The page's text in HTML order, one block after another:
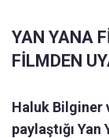
YAN YANA
FİLMDEN
Haluk Bilginer
paylaştığı